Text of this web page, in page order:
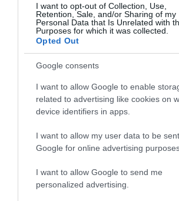
I want to opt-out of Collection, Use,
Retention, Sale, and/or Sharing of my
Personal Data that Is Unrelated with
Purposes for which it was collected.
Opted Out
Google consents
I want to allow Google to enable
related to advertising like cookies on
device identifiers in apps.
I want to allow my user data to be
Google for online advertising
I want to allow Google to send me
personalized advertising.
ÉVES: AZ EMBER, AKI
MEGTANÍTOTTA A VILÁGNAK,
TERMÉSZETET
FÉREGÉRT
AZ
2026-04-23